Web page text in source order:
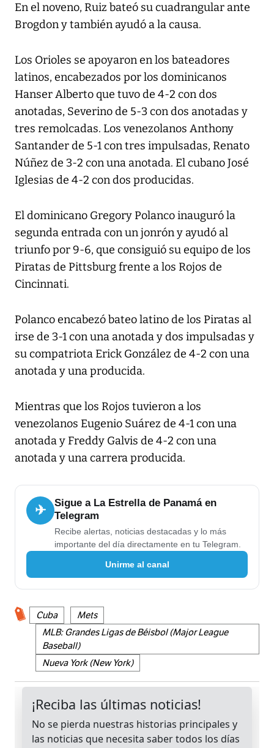
En el noveno, Ruiz bateó su cuadrangular ante
Brogdon y también ayudó a la causa.
Los Orioles se apoyaron en los bateadores
latinos, encabezados por los dominicanos
Hanser Alberto que tuvo de 4-2 con dos
anotadas, Severino de 5-3 con dos anotadas y
tres remolcadas. Los venezolanos Anthony
Santander de 5-1 con tres impulsadas, Renato
Núñez de 3-2 con una anotada. El cubano José
Iglesias de 4-2 con dos producidas.
El dominicano Gregory Polanco inauguró la
segunda entrada con un jonrón y ayudó al
triunfo por 9-6, que consiguió su equipo de los
Piratas de Pittsburg frente a los Rojos de
Cincinnati.
Polanco encabezó bateo latino de los Piratas al
irse de 3-1 con una anotada y dos impulsadas y
su compatriota Erick González de 4-2 con una
anotada y una producida.
Mientras que los Rojos tuvieron a los
venezolanos Eugenio Suárez de 4-1 con una
anotada y Freddy Galvis de 4-2 con una
anotada y una carrera producida.
✈
Sigue a La Estrella de Panamá en
Telegram
Recibe alertas, noticias destacadas y lo más
importante del día directamente en tu Telegram.
Unirme al canal
Cuba
Mets
MLB: Grandes Ligas de Béisbol (Major League
Baseball)
Nueva York (New York)